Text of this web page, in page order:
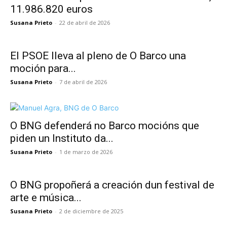
11.986.820 euros
Susana Prieto - 22 de abril de 2026
El PSOE lleva al pleno de O Barco una
moción para...
Susana Prieto - 7 de abril de 2026
O BNG defenderá no Barco mocións que
piden un Instituto da...
Susana Prieto - 1 de marzo de 2026
O BNG propoñerá a creación dun festival de
arte e música...
Susana Prieto - 2 de diciembre de 2025